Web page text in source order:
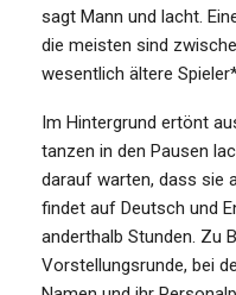
sagt Mann und lacht.
die meisten sind
wesentlich ältere
Im Hintergrund ertönt
tanzen in den Pausen
darauf warten, dass sie
findet auf Deutsch und
anderthalb Stunden. Zu
Vorstellungsrunde, bei